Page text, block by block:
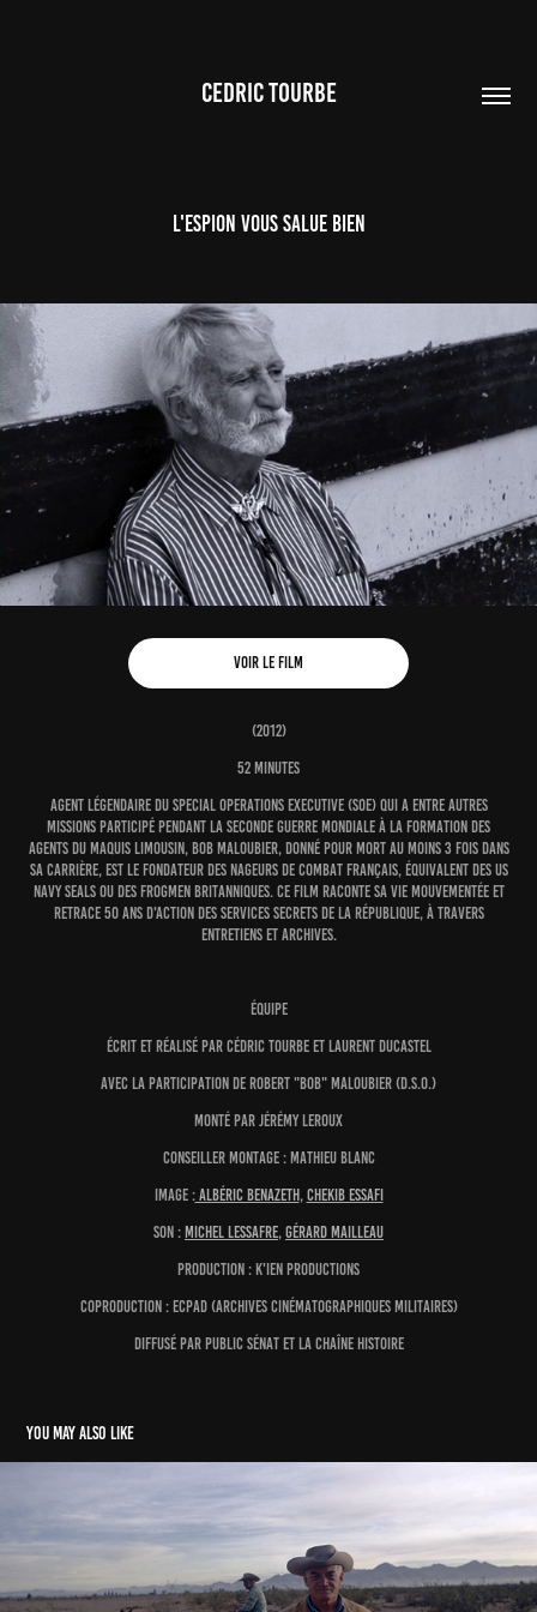
CEDRIC TOURBE
L'espion vous salue bien
VOIR LE FILM
(2012)
52 minutes
Agent légendaire du Special Operations Executive (SOE) qui a entre autres
missions participé pendant la seconde guerre mondiale à la formation des
agents du maquis limousin, Bob Maloubier, donné pour mort au moins 3 fois dans
sa carrière, est le fondateur des Nageurs de Combat Français, équivalent des US
Navy Seals ou des Frogmen britanniques. Ce film raconte sa vie mouvementée et
retrace 50 ans d'action des services secrets de la République, à travers
entretiens et archives.
ÉQUIPE
écrit et réalisé par Cédric Tourbe et Laurent Ducastel
avec la participation de Robert "Bob" Maloubier (D.S.O.)
monté par Jérémy Leroux
conseiller montage : Mathieu Blanc
Image :Albéric Benazeth, Chekib Essafi
Son : Michel Lessafre, Gérard Mailleau
production : K'IEN productions
coproduction : ECPAD (archives cinématographiques militaires)
diffusé par Public Sénat et la chaîne Histoire
You may also like
LA RÉVOLUTION CONSERVATRICE (1/3)